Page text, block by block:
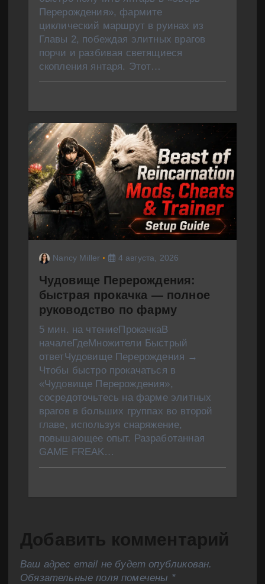
Перерождения», фармите
циклический маршрут в руинах из
Главы 2, побеждая элитных врагов
порчи и разбивая светящиеся
скопления янтаря. Этот…
Nancy Miller 4 августа, 2026
Чудовище Перерождения:
быстрая прокачка — полное
руководство по фарму
5 мин. на чтениеПрокачкаВ
началеГдеМножители Быстрый
ответЧудовище Перерождения →
Чтобы быстро прокачаться в
«Чудовище Перерождения»,
сосредоточьтесь на фарме элитных
врагов в больших группах во второй
главе, используя снаряжение,
повышающее опыт. Разработанная
GAME FREAK…
Добавить комментарий
Ваш адрес email не будет опубликован.
Обязательные поля помечены *